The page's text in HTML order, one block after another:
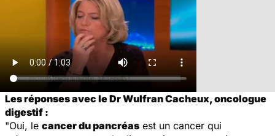
Les réponses avec le Dr Wulfran Cacheux, oncologue
digestif :
"Oui, le cancer du pancréas est un cancer qui